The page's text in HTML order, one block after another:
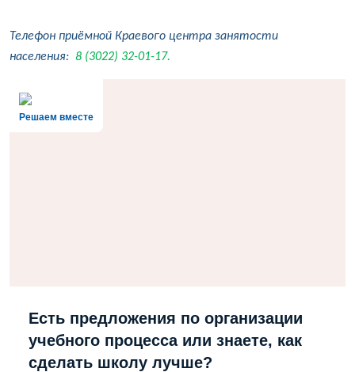
Телефон приёмной Краевого центра занятости
населения: 8 (3022) 32-01-17.
Решаем вместе
Есть предложения по организации
учебного процесса или знаете, как
сделать школу лучше?